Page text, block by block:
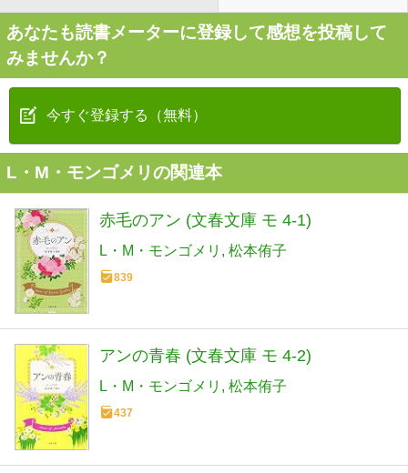
あなたも読書メーターに登録して感想を投稿して
みませんか？
今すぐ登録する（無料）
L・M・モンゴメリの関連本
赤毛のアン (文春文庫 モ 4-1)
L・M・モンゴメリ 松本侑子
839
アンの青春 (文春文庫 モ 4-2)
L・M・モンゴメリ 松本侑子
437